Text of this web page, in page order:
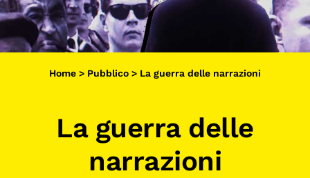
Sala di Lettura
LA FONDAZIONE
Persone
Archivio
Archivi del presente
Home > Pubblico > La guerra delle narrazioni
La guerra delle
narrazioni